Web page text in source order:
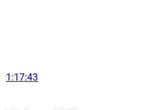
1:17:43